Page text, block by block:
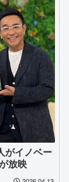
がイノベー
放映